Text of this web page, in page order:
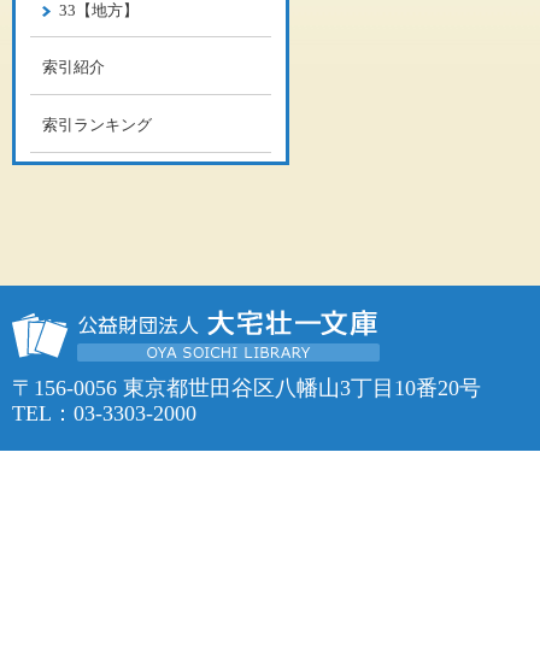
33【地方】
索引紹介
索引ランキング
〒156-0056 東京都世田谷区八幡山3丁目10番20号
TEL：03-3303-2000